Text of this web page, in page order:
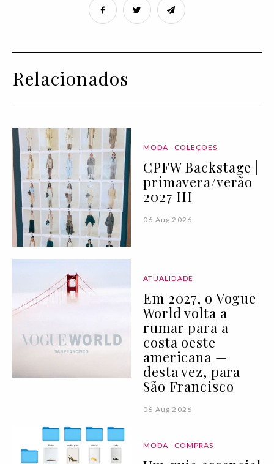
Relacionados
MODA COLEÇÕES
CPFW Backstage |
primavera/verão
2027 III
06 Aug 2026
ATUALIDADE
Em 2027, o Vogue
World volta a
rumar para a
costa oeste
americana —
desta vez, para
São Francisco
06 Aug 2026
MODA COMPRAS